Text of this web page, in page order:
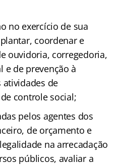
no exercício de sua
coordenar e
ouvidoria, corregedoria,
e de prevenção à
atividades de
controle social;
pelos agentes dos
de orçamento e
na arrecadação
públicos, avaliar a